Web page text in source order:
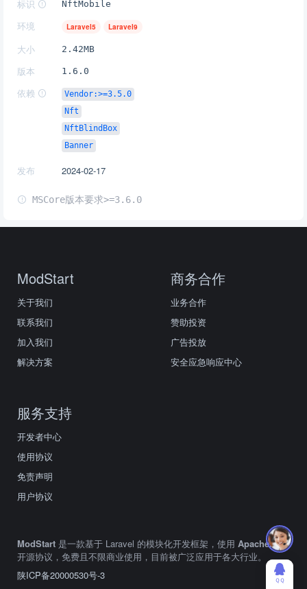
标识 NftMobile
环境 Laravel5 Laravel9
大小 2.42MB
版本 1.6.0
依赖
Vendor:>=3.5.0
Nft
NftBlindBox
Banner
发布 2024-02-17
MSCore版本要求>=3.6.0
ModStart
关于我们
联系我们
加入我们
解决方案
商务合作
业务合作
赞助投资
广告投放
安全应急响应中心
服务支持
开发者中心
使用协议
免责声明
用户协议
ModStart 是一款基于 Laravel 的模块化开发框架，使用 Apache2.0
开源协议，免费且不限商业使用，目前被广泛应用于各大行业。
陕ICP备20000530号-3
ＱＱ